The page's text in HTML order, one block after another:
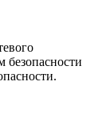
безопасности